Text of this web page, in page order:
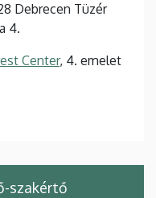
Debrecen Tüzér
4.
Center, 4. emelet
szakértő